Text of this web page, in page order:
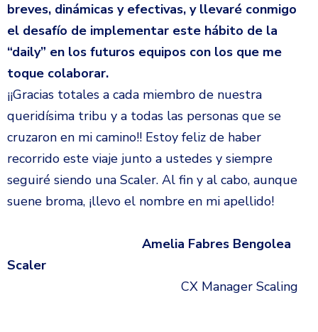
breves, dinámicas y efectivas, y llevaré conmigo
el desafío de implementar este hábito de la
“daily” en los futuros equipos con los que me
toque colaborar.
¡¡Gracias totales a cada miembro de nuestra
queridísima tribu y a todas las personas que se
cruzaron en mi camino!! Estoy feliz de haber
recorrido este viaje junto a ustedes y siempre
seguiré siendo una Scaler. Al fin y al cabo, aunque
suene broma, ¡llevo el nombre en mi apellido!
Amelia Fabres Bengolea
Scaler
CX Manager Scaling